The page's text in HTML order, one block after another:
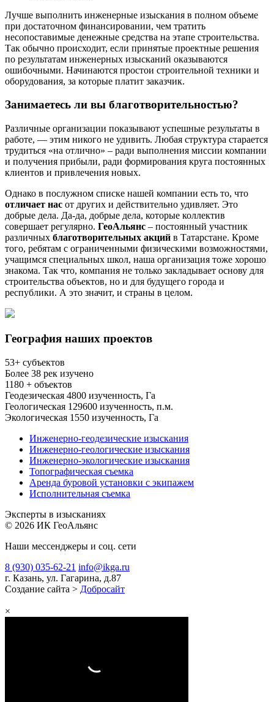
Лучше выполнить инженерные изыскания в полном объеме
при достаточном финансировании, чем тратить
несопоставимые денежные средства на этапе строительства.
Так обычно происходит, если принятые проектные решения
по результатам инженерных изысканий оказываются
ошибочными. Начинаются простои строительной техники и
оборудования, за которые платит заказчик.
Занимаетесь ли вы благотворительностью?
Различные организации показывают успешные результаты в
работе, — этим никого не удивить. Любая структура старается
трудиться «на отлично» – ради выполнения миссии компании
и получения прибыли, ради формирования круга постоянных
клиентов и привлечения новых.
Однако в послужном списке нашей компании есть то, что
отличает нас от других и действительно удивляет. Это
добрые дела. Да-да, добрые дела, которые коллектив
совершает регулярно. ГеоАльянс – постоянный участник
различных благотворительных акций в Татарстане. Кроме
того, ребятам с ограниченными физическими возможностями,
учащимся специальных школ, наша организация тоже хорошо
знакома. Так что, компания не только закладывает основу для
строительства объектов, но и для будущего города и
республики. А это значит, и страны в целом.
География наших проектов
53+ субъектов
Более 38 рек изучено
1180 + объектов
Геодезическая 4800 изученность, Га
Геологическая 129600 изученность, п.м.
Экологическая 1550 изученность, Га
Инженерно-геодезические изыскания
Инженерно-геологические изыскания
Инженерно-экологические изыскания
Топографическая съемка
Аренда буровой установки с экипажем
Исполнительная съемка
Эксперты в изысканиях
© 2026 ИК ГеоАльянс
Наши мессенджеры и соц. сети
8 (930) 035-62-21 info@ikga.ru
г. Казань, ул. Гагарина, д.87
Создание сайта > Добросайт
×